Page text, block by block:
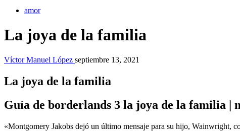
amor
La joya de la familia
Víctor Manuel López septiembre 13, 2021
La joya de la familia
Guía de borderlands 3 la joya de la familia |
«Montgomery Jakobs dejó un último mensaje para su hijo, Wainwright,